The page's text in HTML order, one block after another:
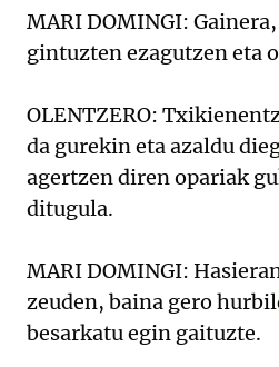
MARI DOMINGI:
gintuzten ezagutzen eta
OLENTZERO:
da gurekin eta azaldu
agertzen diren opariak
ditugula.
MARI DOMINGI:
zeuden, baina gero
besarkatu egin gaituzte.